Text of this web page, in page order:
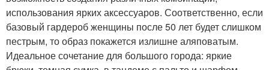
использования ярких аксессуаров. Соответственно, если
базовый гардероб женщины после 50 лет будет слишком
пестрым, то образ покажется излишне аляповатым.
Идеальное сочетание для большого города: яркие